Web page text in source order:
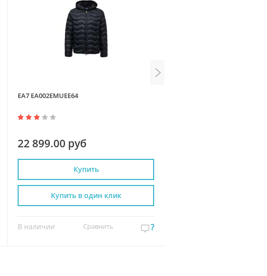
EA7 EA002EMUEE64
22 899.00 руб
Купить
В наличии Сравнить ?
Купить в один клик